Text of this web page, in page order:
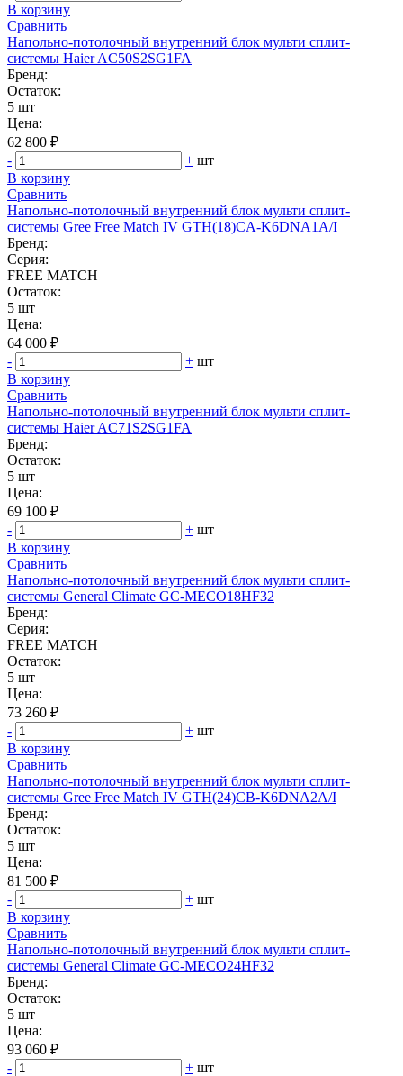
В корзину
Сравнить
Напольно-потолочный внутренний блок мульти сплит-
системы Haier AC50S2SG1FA
Бренд:
Остаток:
5 шт
Цена:
62 800 ₽
-
+ шт
В корзину
Сравнить
Напольно-потолочный внутренний блок мульти сплит-
системы Gree Free Match IV GTH(18)CA-K6DNA1A/I
Бренд:
Серия:
FREE MATCH
Остаток:
5 шт
Цена:
64 000 ₽
-
+ шт
В корзину
Сравнить
Напольно-потолочный внутренний блок мульти сплит-
системы Haier AC71S2SG1FA
Бренд:
Остаток:
5 шт
Цена:
69 100 ₽
-
+ шт
В корзину
Сравнить
Напольно-потолочный внутренний блок мульти сплит-
системы General Climate GC-MEСO18HF32
Бренд:
Серия:
FREE MATCH
Остаток:
5 шт
Цена:
73 260 ₽
-
+ шт
В корзину
Сравнить
Напольно-потолочный внутренний блок мульти сплит-
системы Gree Free Match IV GTH(24)CB-K6DNA2A/I
Бренд:
Остаток:
5 шт
Цена:
81 500 ₽
-
+ шт
В корзину
Сравнить
Напольно-потолочный внутренний блок мульти сплит-
системы General Climate GC-MECO24HF32
Бренд:
Остаток:
5 шт
Цена:
93 060 ₽
-
+ шт